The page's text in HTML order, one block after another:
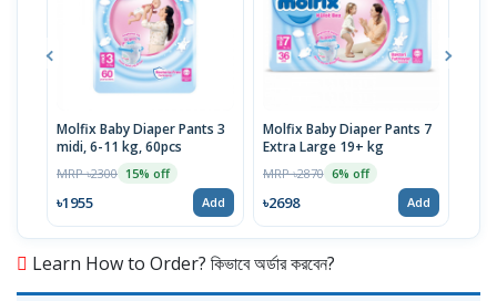
Molfix Baby Diaper Pants 3
midi, 6-11 kg, 60pcs
MRP ৳2300 15% off
৳1955 Add
Molfix Baby Diaper Pants 7
Extra Large 19+ kg
MRP ৳2870 6% off
৳2698 Add
Learn How to Order? কিভাবে অর্ডার করবেন?